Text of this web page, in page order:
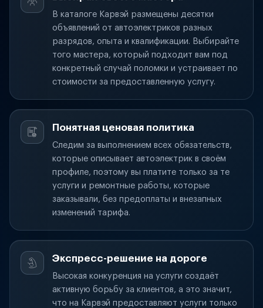
В каталоге Карвэй размещены десятки
объявлений от автоэлектриков разных
разрядов, опыта и квалификации. Выбирайте
того мастера, который подходит вам под
конкретный случай поломки и устраивает по
стоимости за предоставленную услугу.
Понятная ценовая политика
Следим за выполнением всех обязательств,
которые описывает автоэлектрик в своём
профиле, поэтому вы платите только за те
услуги и ремонтные работы, которые
заказывали, без предоплаты и внезапных
изменений тарифа.
Экспресс-решение на дороге
Высокая конкуренция на услуги создаёт
активную борьбу за клиентов, а это значит,
что на Карвэй предоставляют услуги только